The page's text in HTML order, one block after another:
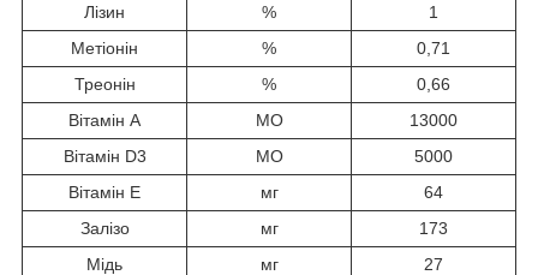
Лізин
%
1
Метіонін
%
0,71
Треонін
%
0,66
Вітамін А
МО
13000
Вітамін D3
МО
5000
Вітамін E
мг
64
Залізо
мг
173
Мідь
мг
27